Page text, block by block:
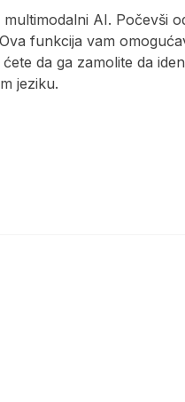
AI. Počevši
funkcija vam
da ga zamolite da
jeziku.